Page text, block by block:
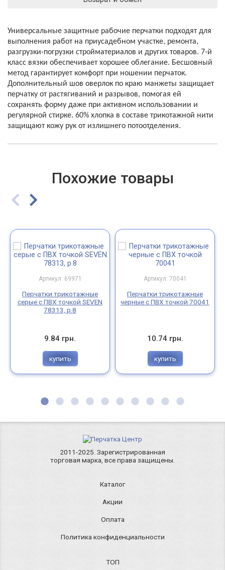
Универсальные защитные рабочие перчатки подходят для
выполнения работ на приусадебном участке, ремонта,
разгрузки-погрузки стройматериалов и других товаров. 7-й
класс вязки обеспечивает хорошее облегание. Бесшовный
метод гарантирует комфорт при ношении перчаток.
Дополнительный шов оверлок по краю манжеты защищает
перчатку от растягиваний и разрывов, помогая ей
сохранять форму даже при активном использовании и
регулярной стирке. 60% хлопка в составе трикотажной нити
защищают кожу рук от излишнего потоотделения.
Похожие товары
Артикул: 69971
Перчатки трикотажные
серые с ПВХ точкой SEVEN
78313, р.8
9.84 грн.
купить
Артикул: 70041
Перчатки трикотажные
черные с ПВХ точкой 70041
10.74 грн.
купить
2011-2025. Зарегистрированная
торговая марка, все права защищены.
Каталог
Акции
Оплата
Политика конфиденциальности
ТОП